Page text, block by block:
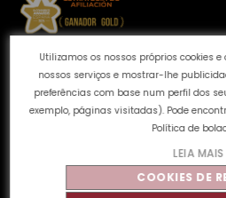
Utilizamos os nossos próprios cookies
nossos serviços e mostrar-lhe
preferências com base num perfil dos
exemplo, páginas visitadas). Pode
Política de
LEIA MAIS
COOKIES DE
Canal de queixas Política de
privacidade
Aviso Legal
Qualidade e Ambiente
2026 - Todos os direitos